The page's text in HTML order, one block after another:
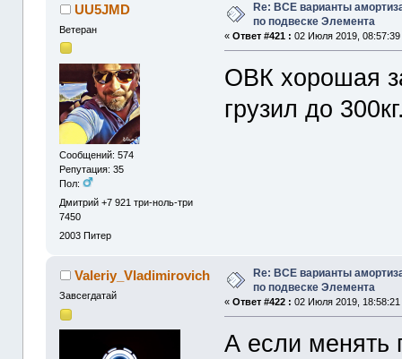
UU5JMD
Ветеран
Сообщений: 574
Репутация: 35
Пол:
Дмитрий +7 921 три-ноль-три
7450
2003 Питер
Re: ВСЕ варианты
по подвеске Элемента
«Ответ #421 : 02 Июля 2019, 08:57:39
ОВК хорошая
грузил до
Valeriy_Vladimirovich
Завсегдатай
Re: ВСЕ варианты
по подвеске Элемента
«Ответ #422 : 02 Июля 2019, 18:58:21
А если менять